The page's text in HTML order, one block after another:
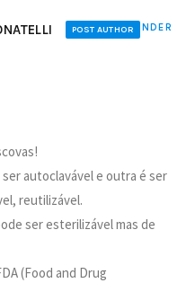
POST AUTHORREPONDER
ser autoclavável e outra é ser
reutilizável.
ser esterilizável mas de
(Food and Drug